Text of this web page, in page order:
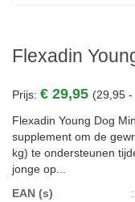
Flexadin
Prijs: € 29,95 (29,95
Flexadin Young Dog
supplement om de
kg) te ondersteunen
jonge op...
EAN (s)
: